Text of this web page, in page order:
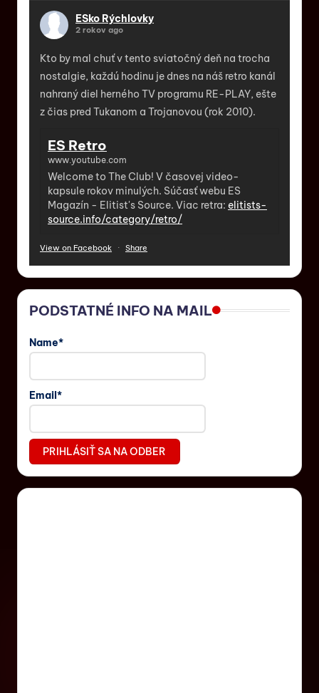
ESko Rýchlovky
2 rokov ago
Kto by mal chuť v tento sviatočný deň na trocha
nostalgie, každú hodinu je dnes na náš retro kanál
nahraný diel herného TV programu RE-PLAY, ešte
z čias pred Tukanom a Trojanovou (rok 2010).
ES Retro
www.youtube.com
Welcome to The Club! V časovej video-
kapsule rokov minulých. Súčasť webu ES
Magazín - Elitist's Source. Viac retra: elitists-
source.info/category/retro/
View on Facebook · Share
PODSTATNÉ INFO NA MAIL
Name*
Email*